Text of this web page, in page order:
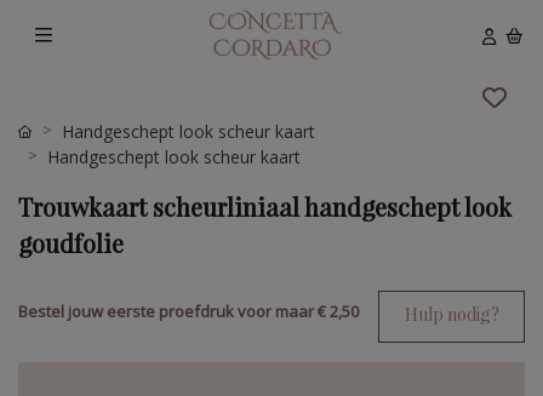
Handgeschept look scheur kaart
Handgeschept look scheur kaart
Trouwkaart scheurliniaal handgeschept look
goudfolie
Bestel jouw eerste proefdruk voor maar€ 2,50 Hulp nodig?